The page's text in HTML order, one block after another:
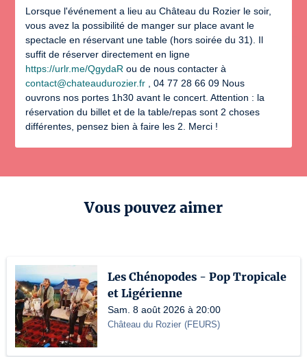
Vous pouvez aimer
Les Chénopodes - Pop Tropicale
et Ligérienne
Sam. 8 août 2026 à 20:00
Château du Rozier (FEURS)
Lorsque l'événement a lieu au Château du Rozier le soir,
vous avez la possibilité de manger sur place avant le
spectacle en réservant une table (hors soirée du 31). Il
suffit de réserver directement en ligne
https://urlr.me/QgydaR ou de nous contacter à
contact@chateaudurozier.fr , 04 77 28 66 09 Nous
ouvrons nos portes 1h30 avant le concert. Attention : la
réservation du billet et de la table/repas sont 2 choses
différentes, pensez bien à faire les 2. Merci !